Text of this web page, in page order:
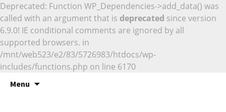
Deprecated: Function WP_Dependencies->add_data() was
called with an argument that is deprecated since version
6.9.0! IE conditional comments are ignored by all
supported browsers. in
/mnt/web523/e2/83/5726983/htdocs/wp-
includes/functions.php on line 6170
Marcus Siebert –
Naturfotografie
Menu